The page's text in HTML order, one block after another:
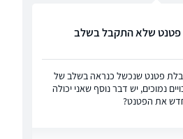
פטנט שלא התקבל בשלב
קבלת פטנט שנכשל כנראה בשלב של
נמוכים, יש דבר נוסף שאני יכולה
את הפטנט?